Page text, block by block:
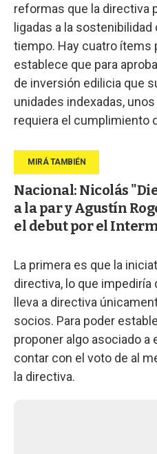
reformas que la directiva
ligadas a la
tiempo. Hay cuatro ítems
establece que para
de inversión edilicia que
unidades indexadas,
requiera el cumplimiento
Nacional: Nicolás
a la par y Agustín
el debut por el
La primera es que la
directiva, lo que
lleva a directiva
socios. Para poder
proponer algo asociado
contar con el voto de al
la directiva.